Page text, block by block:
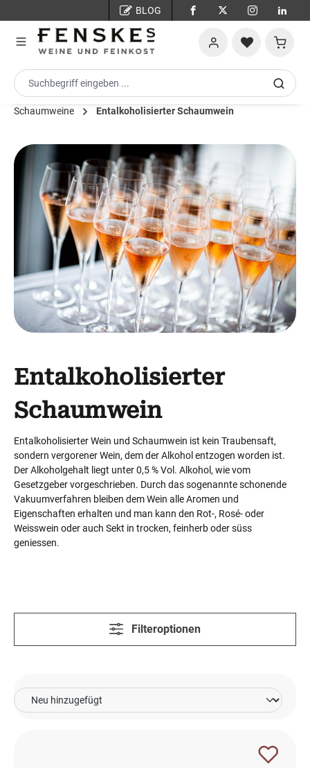
BLOG
Schaumweine Entalkoholisierter Schaumwein
Entalkoholisierter
Schaumwein
Entalkoholisierter Wein und Schaumwein ist kein Traubensaft,
sondern vergorener Wein, dem der Alkohol entzogen worden ist.
Der Alkoholgehalt liegt unter 0,5 % Vol. Alkohol, wie vom
Gesetzgeber vorgeschrieben. Durch das sogenannte schonende
Vakuumverfahren bleiben dem Wein alle Aromen und
Eigenschaften erhalten und man kann den Rot-, Rosé- oder
Weisswein oder auch Sekt in trocken, feinherb oder süss
geniessen.
Filteroptionen